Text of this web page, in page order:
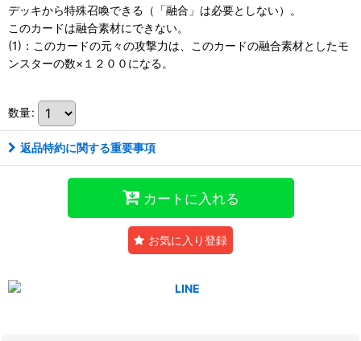
デッキから特殊召喚できる（「融合」は必要としない）。
このカードは融合素材にできない。
(1)：このカードの元々の攻撃力は、このカードの融合素材としたモ
ンスターの数×１２００になる。
数量:
返品特約に関する重要事項
カートに入れる
お気に入り登録